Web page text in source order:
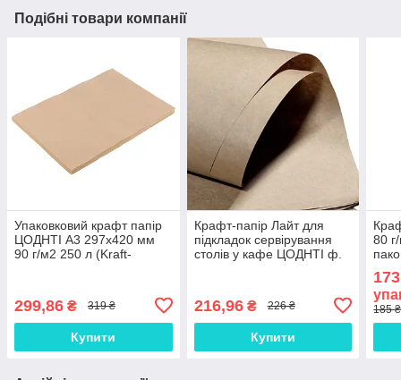
Подібні товари компанії
Упаковковий крафт папір
ЦОДНТІ А3 297x420 мм
90 г/м2 250 л (Kraft-
299,86 ₴ 319 ₴
Купити
Крафт-папір Лайт для
підкладок сервірування
столів у кафе ЦОДНТІ ф.
216,96₴ 226 ₴
Купити
80
185